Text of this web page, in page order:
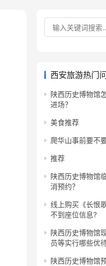
西安旅游热门
陕西历史博物馆
进场？
美食推荐
爬华山事前要不
推荐
陕西历史博物馆
消预约？
线上购买《长恨
不到座位信息?
陕西历史博物馆
员等实行哪些优待
陕西历史博物馆